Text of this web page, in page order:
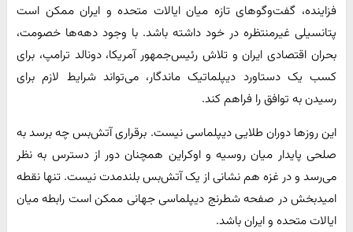
فزاینده، گفت‌وگوهای تازه میان ایالات متحده و ایران ممکن است
پتانسیلی غیرمنتظره در خود داشته باشد. با وجود دهه‌ها خصومت،
بحران اقتصادی ایران و تلاش رئیس‌جمهور آمریکا، دونالد ترامپ، برای
کسب یک دستاورد دیپلماتیک ماندگار، می‌تواند شرایط لازم برای
رسیدن به توافق را فراهم کند.
این روزها دوران طلایی دیپلماسی نیست. برقراری آتش‌بس چه برسد به
صلحی پایدار میان روسیه و اوکراین همچنان دور از دسترس به نظر
می‌رسد و در غزه هم نشانی از یک آتش‌بس بلندمدت نیست. تنها نقطه
امیدبخش در صفحه شطرنج دیپلماسی جهانی ممکن است رابطه میان
ایالات متحده و ایران باشد.